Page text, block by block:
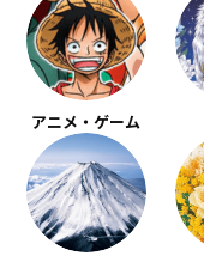
アニメ・ゲーム